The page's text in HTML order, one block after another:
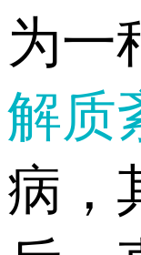
为一
解质
病，